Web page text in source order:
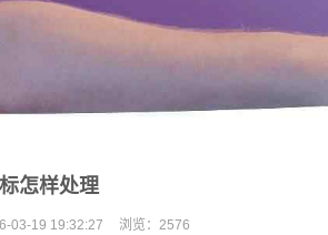
怎样处理
03-19 19:32:27 浏览： 2576